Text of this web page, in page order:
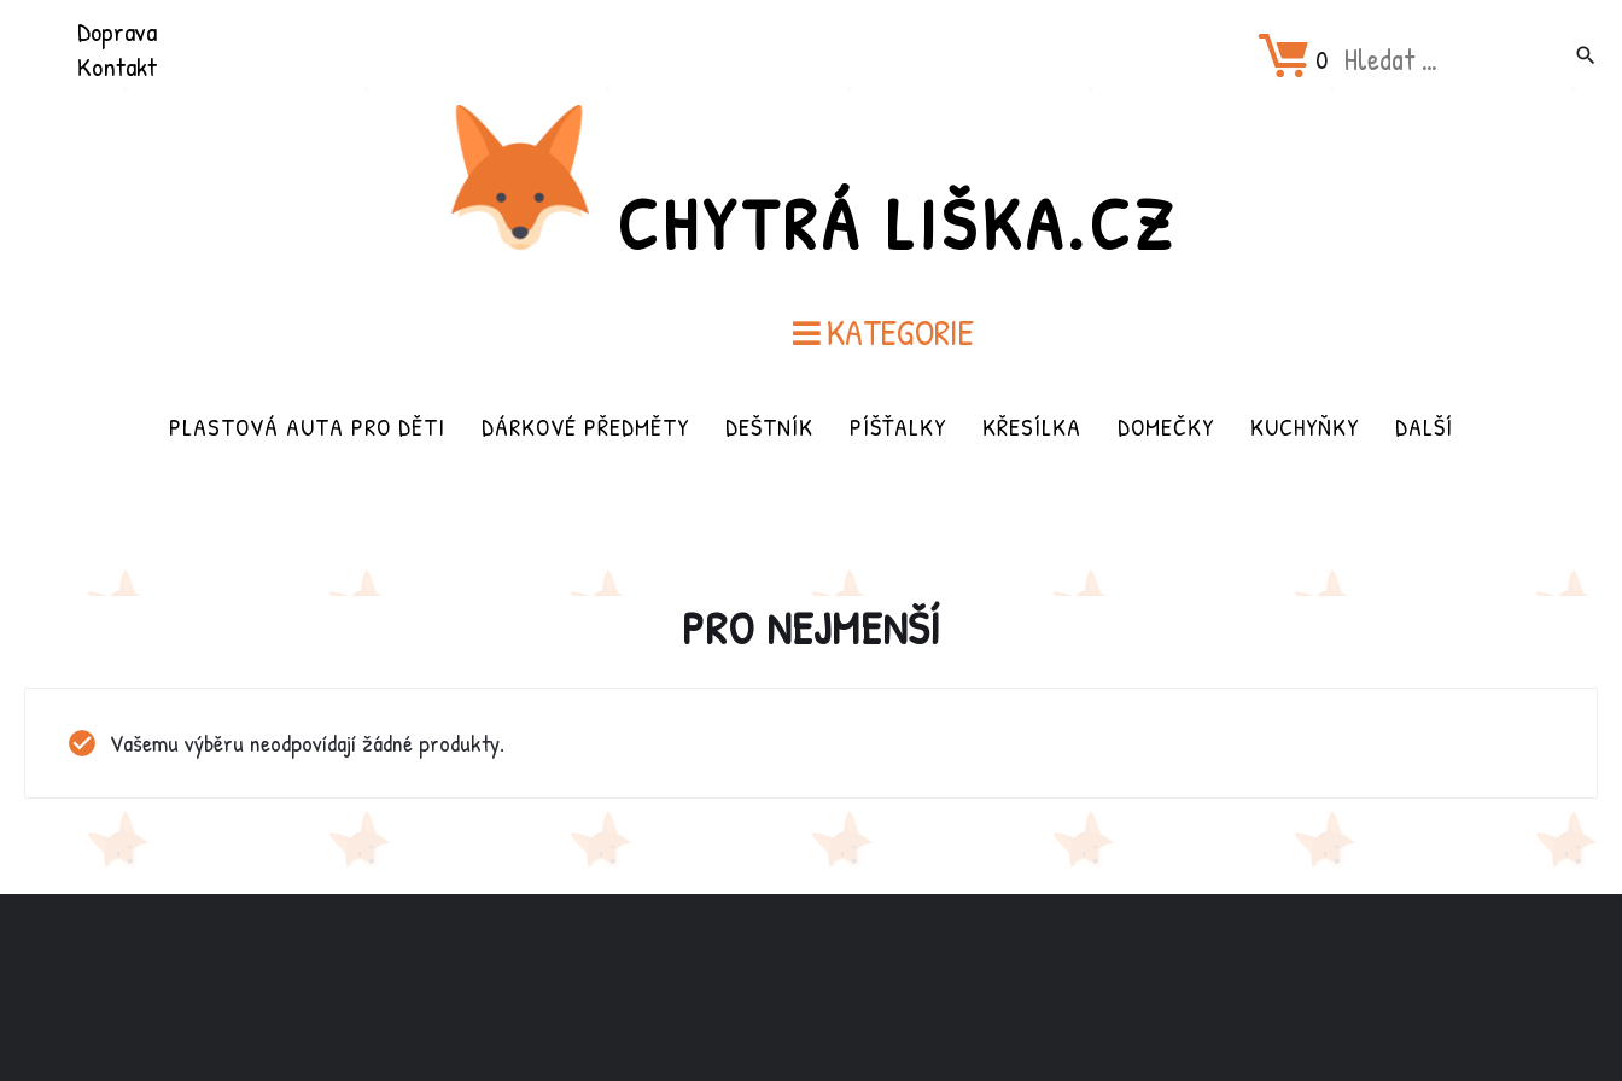
PřeškočitDoprava
Kontakt
0 Hledat: search
CHYTRÁ LIŠKA.CZ
KATEGORIE
PLASTOVÁ AUTA PRO DĚTI DÁRKOVÉ PŘEDMĚTY DEŠTNÍK PÍŠŤALKY KŘESÍLKA DOMEČKY KUCHYŇKY DALŠÍ
PRO NEJMENŠÍ
Vašemu výběru neodpovídají žádné produkty.